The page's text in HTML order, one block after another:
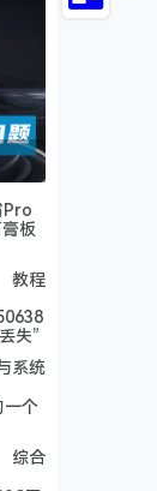
Pro
板
教程
失”
系统
一个
综合